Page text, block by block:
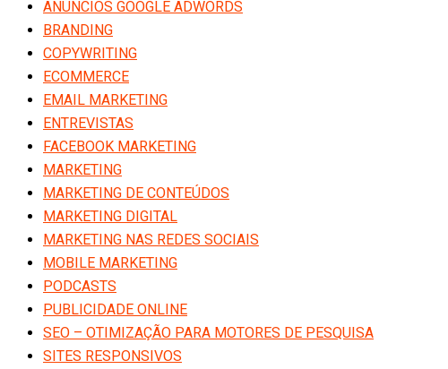
ANÚNCIOS GOOGLE ADWORDS
BRANDING
COPYWRITING
ECOMMERCE
EMAIL MARKETING
ENTREVISTAS
FACEBOOK MARKETING
MARKETING
MARKETING DE CONTEÚDOS
MARKETING DIGITAL
MARKETING NAS REDES SOCIAIS
MOBILE MARKETING
PODCASTS
PUBLICIDADE ONLINE
SEO – OTIMIZAÇÃO PARA MOTORES DE PESQUISA
SITES RESPONSIVOS